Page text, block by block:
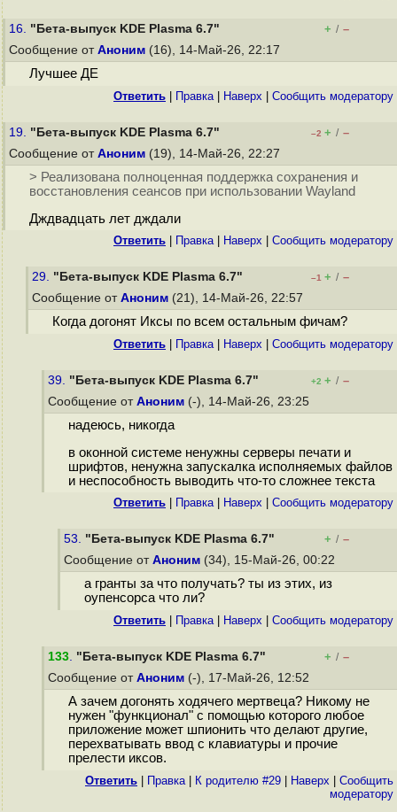
16. "Бета-выпуск KDE Plasma 6.7" + / –
Сообщение от Аноним (16), 14-Май-26, 22:17
Лучшее ДЕ
Ответить Правка| Наверх Cообщить модератору
19. "Бета-выпуск KDE Plasma 6.7" –2 + / –
Сообщение от Аноним (19), 14-Май-26, 22:27
> Реализована полноценная поддержка сохранения и
восстановления сеансов при использовании Wayland
Дждвадцать лет дждали
Ответить Правка| Наверх Cообщить модератору
29. "Бета-выпуск KDE Plasma 6.7" –1 + / –
Сообщение от Аноним (21), 14-Май-26, 22:57
Когда догонят Иксы по всем остальным фичам?
Ответить Правка| Наверх Cообщить модератору
39. "Бета-выпуск KDE Plasma 6.7" +2 + / –
Сообщение от Аноним (-), 14-Май-26, 23:25
надеюсь, никогда
в оконной системе ненужны серверы печати и
шрифтов, ненужна запускалка исполняемых файлов
и неспособность выводить что-то сложнее текста
Ответить Правка| Наверх Cообщить модератору
53. "Бета-выпуск KDE Plasma 6.7" + / –
Сообщение от Аноним (34), 15-Май-26, 00:22
а гранты за что получать? ты из этих, из
оупенсорса что ли?
Ответить Правка| Наверх Cообщить модератору
133. "Бета-выпуск KDE Plasma 6.7" + / –
Сообщение от Аноним (-), 17-Май-26, 12:52
А зачем догонять ходячего мертвеца? Никому не
нужен "функционал" с помощью которого любое
приложение может шпионить что делают другие,
перехватывать ввод с клавиатуры и прочие
прелести иксов.
Ответить Правка| К родителю #29 Наверх
Cообщить
модератору